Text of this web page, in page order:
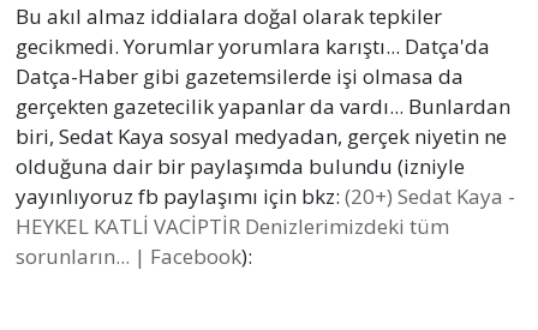
Bu akıl almaz iddialara doğal olarak tepkiler
gecikmedi. Yorumlar yorumlara karıştı... Datça'da
Datça-Haber gibi gazetemsilerde işi olmasa da
gerçekten gazetecilik yapanlar da vardı... Bunlardan
biri, Sedat Kaya sosyal medyadan, gerçek niyetin ne
olduğuna dair bir paylaşımda bulundu (izniyle
yayınlıyoruz fb paylaşımı için bkz: (20+) Sedat Kaya -
HEYKEL KATLİ VACİPTİR Denizlerimizdeki tüm
sorunların... | Facebook):